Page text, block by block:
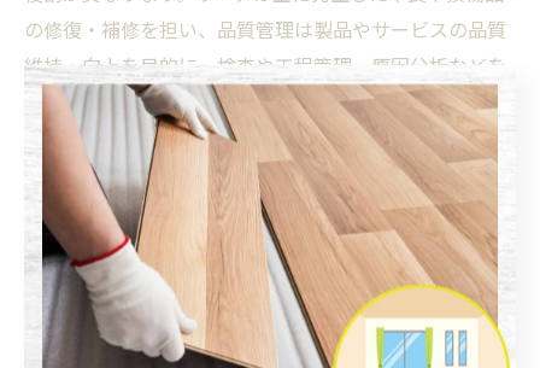
の修復・補修を担い、品質管理は製品やサービスの品質
維持・向上を目的に、検査や工程管理、原因分析などを
担当します。現場で混同しがちな点として、再発防止の
ための改善提案や、修復後の再検査などがありますが、
基本的には「修復作業＝リペア」「品質の基準維持＝品
質管理」と責任分担を明確にすることが重要です。
責任範囲を整理する際には、まず各業務の目的とゴール
を明確化し、作業指示や報告の流れを標準化することが
現場混乱の防止につながります。たとえば、リペア担当